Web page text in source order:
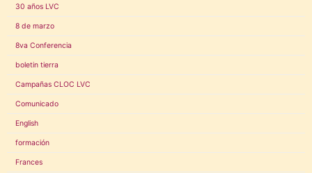
30 años LVC
8 de marzo
8va Conferencia
boletin tierra
Campañas CLOC LVC
Comunicado
English
formación
Frances